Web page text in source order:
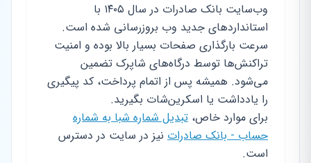
وب‌سایت بانک صادرات در سال ۱۴۰۵ با
استانداردهای جدید وب بروزرسانی شده است.
سرعت بارگذاری صفحات بسیار بالا بوده و امنیت
تراکنش‌ها توسط درگاه‌های شاپرک تضمین
می‌شود. همیشه پس از اتمام پرداخت، کد پیگیری
را یادداشت یا اسکرین‌شات بگیرید.
برای موارد خاص، تبدیل شماره شبا به شماره
حساب - بانک صادرات نیز در سایت در دسترس
است.